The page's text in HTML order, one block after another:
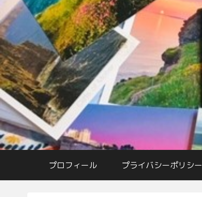
プロフィール プライバシーポリシー